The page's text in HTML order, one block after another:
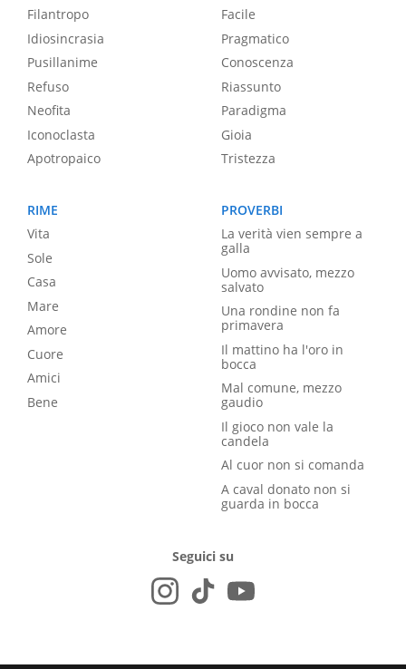
Filantropo
Idiosincrasia
Pusillanime
Refuso
Neofita
Iconoclasta
Apotropaico
Facile
Pragmatico
Conoscenza
Riassunto
Paradigma
Gioia
Tristezza
RIME
Vita
Sole
Casa
Mare
Amore
Cuore
Amici
Bene
PROVERBI
La verità vien sempre a
galla
Uomo avvisato, mezzo
salvato
Una rondine non fa
primavera
Il mattino ha l'oro in
bocca
Mal comune, mezzo
gaudio
Il gioco non vale la
candela
Al cuor non si comanda
A caval donato non si
guarda in bocca
Seguici su